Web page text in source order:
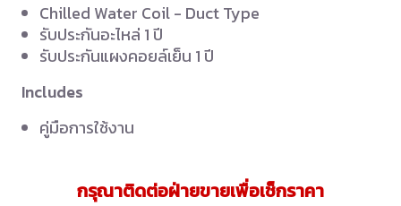
Chilled Water Coil - Duct Type
รับประกันอะไหล่ 1 ปี
รับประกันแผงคอยล์เย็น 1 ปี
Includes
คู่มือการใช้งาน
กรุณาติดต่อฝ่ายขายเพื่อเช็กราคา